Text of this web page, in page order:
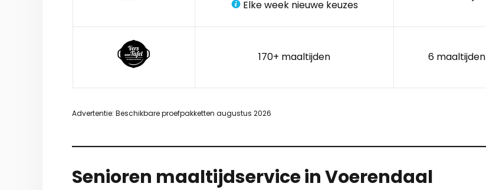
Elke week nieuwe keuzes
170+ maaltijden 6
Advertentie: Beschikbare proefpakketten augustus 2026
Senioren maaltijdservice in Voerendaal